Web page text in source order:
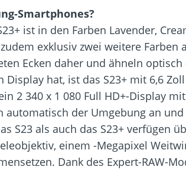
Smartphones?
ist in den Farben Lavender,
exklusiv zwei weitere
Ecken daher und ähneln
Display hat, ist das S23+ mit 6,6
2 340 x 1 080 Full HD+-Display
automatisch der Umgebung an
S23 als auch das S23+ verfügen
einem -Megapixel
Dank des Expert-RAW-